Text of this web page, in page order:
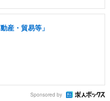
産・貿易等」
Sponsored by